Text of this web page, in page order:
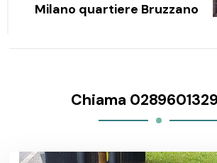
Milano quartiere Bruzzano
Chiama